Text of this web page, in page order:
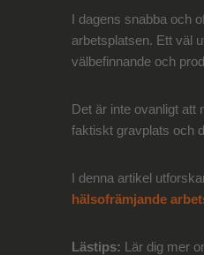
I dagens snabba och
arbetsplatsen. Ett väl
välbefinnande och
Det är inte ovanligt att
faktiskt gravplats och
I denna artikel
hälsofrämjande
Lästips: Lär dig mer